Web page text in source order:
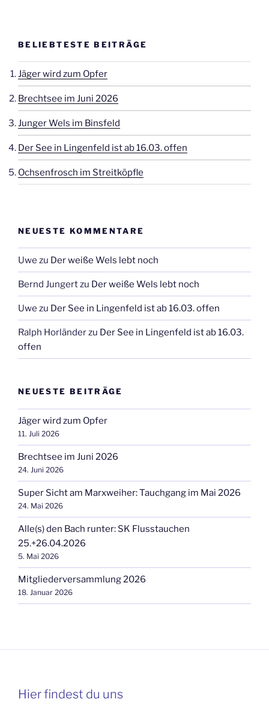
BELIEBTESTE BEITRÄGE
Jäger wird zum Opfer
Brechtsee im Juni 2026
Junger Wels im Binsfeld
Der See in Lingenfeld ist ab 16.03. offen
Ochsenfrosch im Streitköpfle
NEUESTE KOMMENTARE
Uwe zu Der weiße Wels lebt noch
Bernd Jungertzu Der weiße Wels lebt noch
Uwe zu Der See in Lingenfeld ist ab 16.03. offen
Ralph Horländerzu Der See in Lingenfeld ist ab 16.03.
offen
NEUESTE BEITRÄGE
Jäger wird zum Opfer
11. Juli 2026
Brechtsee im Juni 2026
24. Juni 2026
Super Sicht am Marxweiher: Tauchgang im Mai 2026
24. Mai 2026
Alle(s) den Bach runter: SK Flusstauchen
25.+26.04.2026
5. Mai 2026
Mitgliederversammlung 2026
18. Januar 2026
Hier findest du uns